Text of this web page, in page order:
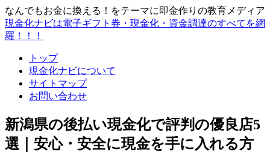
なんでもお金に換える！をテーマに即金作りの教育メディア
現金化ナビは電子ギフト券・現金化・資金調達のすべてを網
羅！！！
トップ
現金化ナビについて
サイトマップ
お問い合わせ
新潟県の後払い現金化で評判の優良店5
選｜安心・安全に現金を手に入れる方